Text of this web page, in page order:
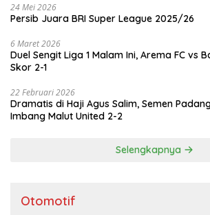
24 Mei 2026
Persib Juara BRI Super League 2025/26
6 Maret 2026
Duel Sengit Liga 1 Malam Ini, Arema FC vs
Skor 2-1
22 Februari 2026
Dramatis di Haji Agus Salim, Semen
Imbang Malut United 2-2
Selengkapnya
Otomotif